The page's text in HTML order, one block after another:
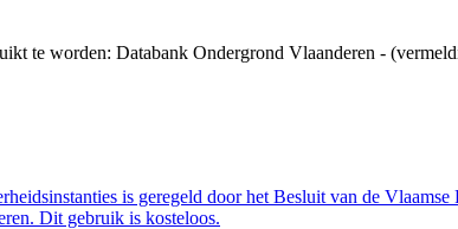
te worden: Databank Ondergrond Vlaanderen -
is geregeld door het Besluit van de Vlaamse
Dit gebruik is kosteloos.